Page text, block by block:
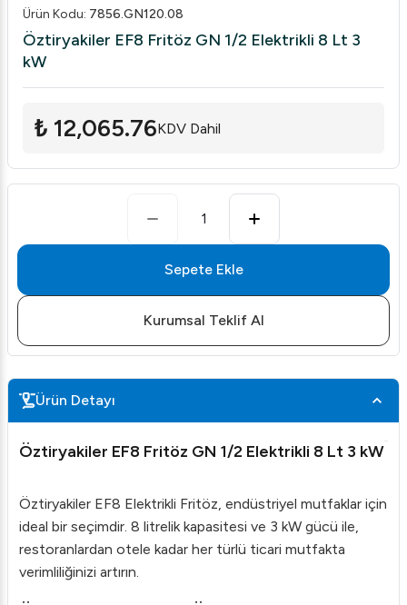
Ürün Kodu: 7856.GN120.08
Öztiryakiler EF8 Fritöz GN 1/2 Elektrikli 8 Lt 3
kW
₺ 12,065.76KDV Dahil
1
Sepete Ekle
Kurumsal Teklif Al
Ürün Detayı
Öztiryakiler EF8 Fritöz GN 1/2 Elektrikli 8 Lt 3 kW
Öztiryakiler EF8 Elektrikli Fritöz, endüstriyel mutfaklar için
ideal bir seçimdir. 8 litrelik kapasitesi ve 3 kW gücü ile,
restoranlardan otele kadar her türlü ticari mutfakta
verimliliğinizi artırın.